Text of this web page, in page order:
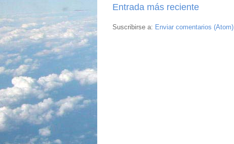
Entrada más reciente
Suscribirse a: Enviar comentarios (Atom)